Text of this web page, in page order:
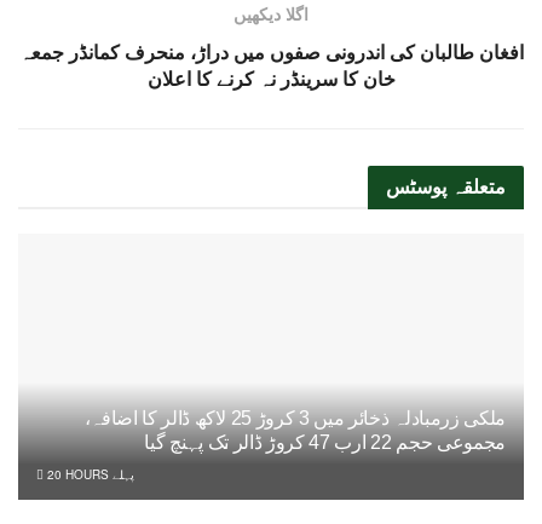
اگلا دیکھیں
افغان طالبان کی اندرونی صفوں میں دراڑ، منحرف کمانڈر جمعہ
خان کا سرینڈر نہ کرنے کا اعلان
متعلقہ پوسٹس
ملکی زرمبادلہ ذخائر میں 3 کروڑ 25 لاکھ ڈالر کا اضافہ،
مجموعی حجم 22 ارب 47 کروڑ ڈالر تک پہنچ گیا
20 HOURS پہلے